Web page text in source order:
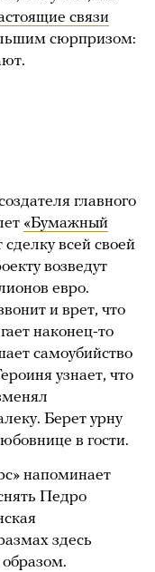
связи
сюрпризом:
главного
«Бумажный
всей своей
возведут
евро.
и врет, что
наконец-то
самоубийство
узнает, что
Берет урну
в гости.
напоминает
Педро
здесь